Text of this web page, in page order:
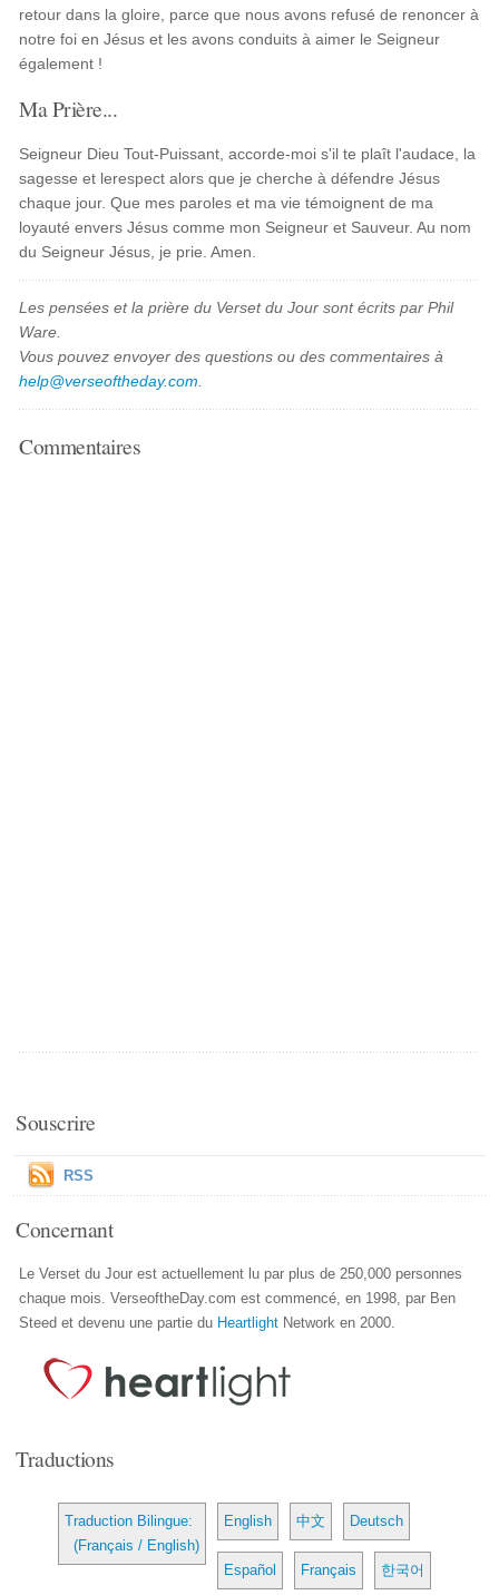
retour dans la gloire, parce que nous avons refusé de renoncer à
notre foi en Jésus et les avons conduits à aimer le Seigneur
également !
Ma Prière...
Seigneur Dieu Tout-Puissant, accorde-moi s'il te plaît l'audace, la
sagesse et lerespect alors que je cherche à défendre Jésus
chaque jour. Que mes paroles et ma vie témoignent de ma
loyauté envers Jésus comme mon Seigneur et Sauveur. Au nom
du Seigneur Jésus, je prie. Amen.
Les pensées et la prière du Verset du Jour sont écrits par Phil
Ware.
Vous pouvez envoyer des questions ou des commentaires à
help@verseoftheday.com
Commentaires
Souscrire
RSS
Concernant
Le Verset du Jour est actuellement lu par plus de 250,000 personnes
chaque mois. VerseoftheDay.com est commencé, en 1998, par Ben
Steed et devenu une partie du Heartlight Network en 2000.
Traductions
Traduction Bilingue:
(Français / English)
English 中文 Deutsch
Español Français 한국어